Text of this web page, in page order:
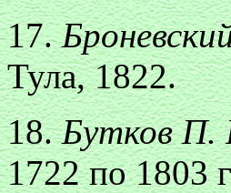
17.
Тула, 1822.
18.Бутков П.
1722 по 1803